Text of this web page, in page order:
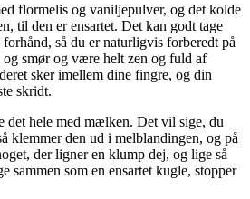
flormelis og vaniljepulver, og det kolde
til den er ensartet. Det kan godt tage
så du er naturligvis forberedt på
smør og være helt zen og fuld af
sker imellem dine fingre, og din
skridt.
det hele med mælken. Det vil sige, du
klemmer den ud i melblandingen, og på
der ligner en klump dej, og lige så
sammen som en ensartet kugle, stopper